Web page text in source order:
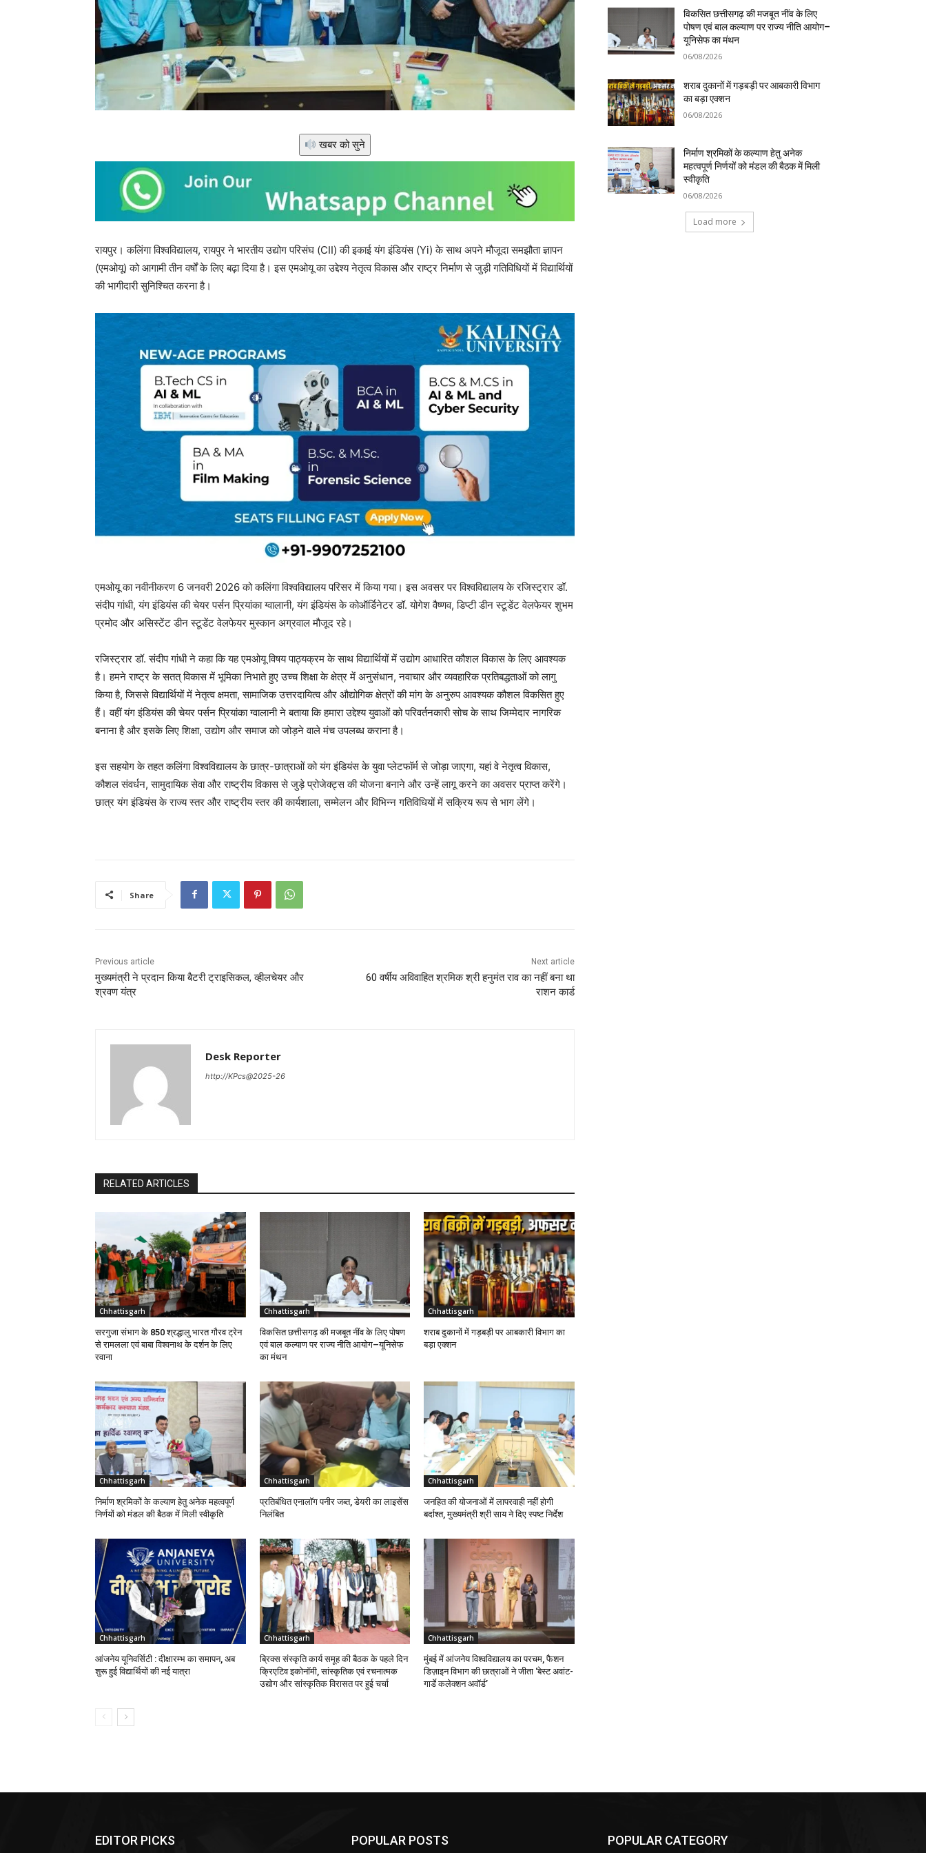
खबर को सुने
रायपुर। कलिंगा विश्वविद्यालय, रायपुर ने भारतीय उद्योग परिसंघ (CII) की इकाई यंग इंडियंस (Yi) के साथ अपने मौजूदा समझौता ज्ञापन
(एमओयू) को आगामी तीन वर्षों के लिए बढ़ा दिया है। इस एमओयू का उद्देश्य नेतृत्व विकास और राष्ट्र निर्माण से जुड़ी गतिविधियों में विद्यार्थियों
की भागीदारी सुनिश्चित करना है।
एमओयू का नवीनीकरण 6 जनवरी 2026 को कलिंगा विश्वविद्यालय परिसर में किया गया। इस अवसर पर विश्वविद्यालय के रजिस्ट्रार डॉ.
संदीप गांधी, यंग इंडियंस की चेयर पर्सन प्रियांका ग्वालानी, यंग इंडियंस के कोऑर्डिनेटर डॉ. योगेश वैष्णव, डिप्टी डीन स्टूडेंट वेलफेयर शुभम
प्रमोद और असिस्टेंट डीन स्टूडेंट वेलफेयर मुस्कान अग्रवाल मौजूद रहे।
रजिस्ट्रार डॉ. संदीप गांधी ने कहा कि यह एमओयू विषय पाठ्यक्रम के साथ विद्यार्थियों में उद्योग आधारित कौशल विकास के लिए आवश्यक
है। हमने राष्ट्र के सतत् विकास में भूमिका निभाते हुए उच्च शिक्षा के क्षेत्र में अनुसंधान, नवाचार और व्यवहारिक प्रतिबद्धताओं को लागु
किया है, जिससे विद्यार्थियों में नेतृत्व क्षमता, सामाजिक उत्तरदायित्व और औद्योगिक क्षेत्रों की मांग के अनुरुप आवश्यक कौशल विकसित हुए
हैं। वहीं यंग इंडियंस की चेयर पर्सन प्रियांका ग्वालानी ने बताया कि हमारा उद्देश्य युवाओं को परिवर्तनकारी सोच के साथ जिम्मेदार नागरिक
बनाना है और इसके लिए शिक्षा, उद्योग और समाज को जोड़ने वाले मंच उपलब्ध कराना है।
इस सहयोग के तहत कलिंगा विश्वविद्यालय के छात्र-छात्राओं को यंग इंडियंस के युवा प्लेटफॉर्म से जोड़ा जाएगा, यहां वे नेतृत्व विकास,
कौशल संवर्धन, सामुदायिक सेवा और राष्ट्रीय विकास से जुड़े प्रोजेक्ट्स की योजना बनाने और उन्हें लागू करने का अवसर प्राप्त करेंगे।
छात्र यंग इंडियंस के राज्य स्तर और राष्ट्रीय स्तर की कार्यशाला, सम्मेलन और विभिन्न गतिविधियों में सक्रिय रूप से भाग लेंगे।
Share
Previous article
मुख्यमंत्री ने प्रदान किया बैटरी ट्राइसिकल, व्हीलचेयर और
श्रवण यंत्र
Next article
60 वर्षीय अविवाहित श्रमिक श्री हनुमंत राव का नहीं बना था
राशन कार्ड
Desk Reporter
http://KPcs@2025-26
RELATED ARTICLES
Chhattisgarh
सरगुजा संभाग के 850 श्रद्धालु भारत गौरव ट्रेन
से रामलला एवं बाबा विश्वनाथ के दर्शन के लिए
रवाना
Chhattisgarh
विकसित छत्तीसगढ़ की मजबूत नींव के लिए पोषण
एवं बाल कल्याण पर राज्य नीति आयोग–यूनिसेफ
का मंथन
Chhattisgarh
शराब दुकानों में गड़बड़ी पर आबकारी विभाग का
बड़ा एक्शन
Chhattisgarh
निर्माण श्रमिकों के कल्याण हेतु अनेक महत्वपूर्ण
निर्णयों को मंडल की बैठक में मिली स्वीकृति
Chhattisgarh
प्रतिबंधित एनालॉग पनीर जब्त, डेयरी का लाइसेंस
निलंबित
Chhattisgarh
जनहित की योजनाओं में लापरवाही नहीं होगी
बर्दाश्त, मुख्यमंत्री श्री साय ने दिए स्पष्ट निर्देश
Chhattisgarh
आंजनेय यूनिवर्सिटी : दीक्षारम्भ का समापन, अब
शुरू हुई विद्यार्थियों की नई यात्रा
Chhattisgarh
ब्रिक्स संस्कृति कार्य समूह की बैठक के पहले दिन
क्रिएटिव इकोनॉमी, सांस्कृतिक एवं रचनात्मक
उद्योग और सांस्कृतिक विरासत पर हुई चर्चा
Chhattisgarh
मुंबई में आंजनेय विश्वविद्यालय का परचम, फैशन
डिज़ाइन विभाग की छात्राओं ने जीता ‘बेस्ट अवांट-
गार्डे कलेक्शन अवॉर्ड’
विकसित छत्तीसगढ़ की मजबूत नींव के लिए
पोषण एवं बाल कल्याण पर राज्य नीति आयोग–
यूनिसेफ का मंथन
06/08/2026
शराब दुकानों में गड़बड़ी पर आबकारी विभाग
का बड़ा एक्शन
06/08/2026
निर्माण श्रमिकों के कल्याण हेतु अनेक
महत्वपूर्ण निर्णयों को मंडल की बैठक में मिली
स्वीकृति
06/08/2026
Load more
EDITOR PICKS POPULAR POSTS POPULAR CATEGORY